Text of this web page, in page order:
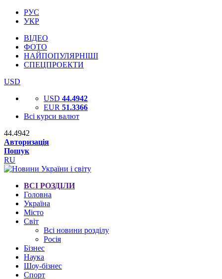
РУС
УКР
ВІДЕО
ФОТО
НАЙПОПУЛЯРНІШІ
СПЕЦПРОЕКТИ
USD
USD 44.4942
EUR 51.3366
Всі курси валют
44.4942
Авторизація
Пошук
RU
ВСІ РОЗДІЛИ
Головна
Україна
Місто
Світ
Всі новини розділу
Росія
Бізнес
Наука
Шоу-бізнес
Спорт